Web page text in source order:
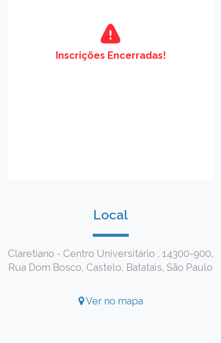
Inscrições Encerradas!
Local
Claretiano - Centro Universitário , 14300-900,
Rua Dom Bosco, Castelo, Batatais, São Paulo
Ver no mapa